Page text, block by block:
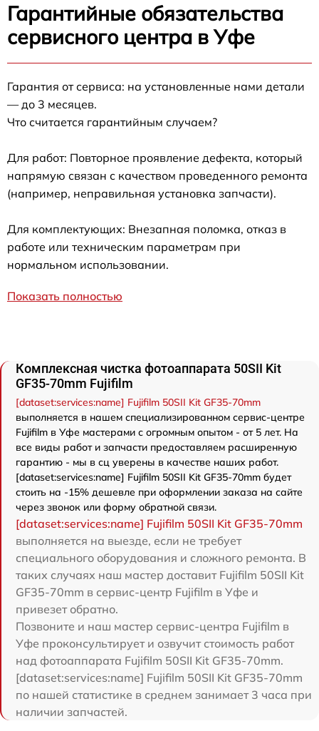
Гарантийные обязательства
сервисного центра в Уфе
Гарантия от сервиса: на установленные нами детали
— до 3 месяцев.
Что считается гарантийным случаем?
Для работ: Повторное проявление дефекта, который
напрямую связан с качеством проведенного ремонта
(например, неправильная установка запчасти).
Для комплектующих: Внезапная поломка, отказ в
работе или техническим параметрам при
нормальном использовании.
Показать полностью
Комплексная чистка фотоаппарата 50SII Kit
GF35-70mm Fujifilm
[dataset:services:name] Fujifilm 50SII Kit GF35-70mm
выполняется в нашем специализированном сервис-центре
Fujifilm в Уфе мастерами с огромным опытом - от 5 лет. На
все виды работ и запчасти предоставляем расширенную
гарантию - мы в сц уверены в качестве наших работ.
[dataset:services:name] Fujifilm 50SII Kit GF35-70mm будет
стоить на -15% дешевле при оформлении заказа на сайте
через звонок или форму обратной связи.
[dataset:services:name] Fujifilm 50SII Kit GF35-70mm
выполняется на выезде, если не требует
специального оборудования и сложного ремонта. В
таких случаях наш мастер доставит Fujifilm 50SII Kit
GF35-70mm в сервис-центр Fujifilm в Уфе и
привезет обратно.
Позвоните и наш мастер сервис-центра Fujifilm в
Уфе проконсультирует и озвучит стоимость работ
над фотоаппарата Fujifilm 50SII Kit GF35-70mm.
[dataset:services:name] Fujifilm 50SII Kit GF35-70mm
по нашей статистике в среднем занимает 3 часа при
наличии запчастей.